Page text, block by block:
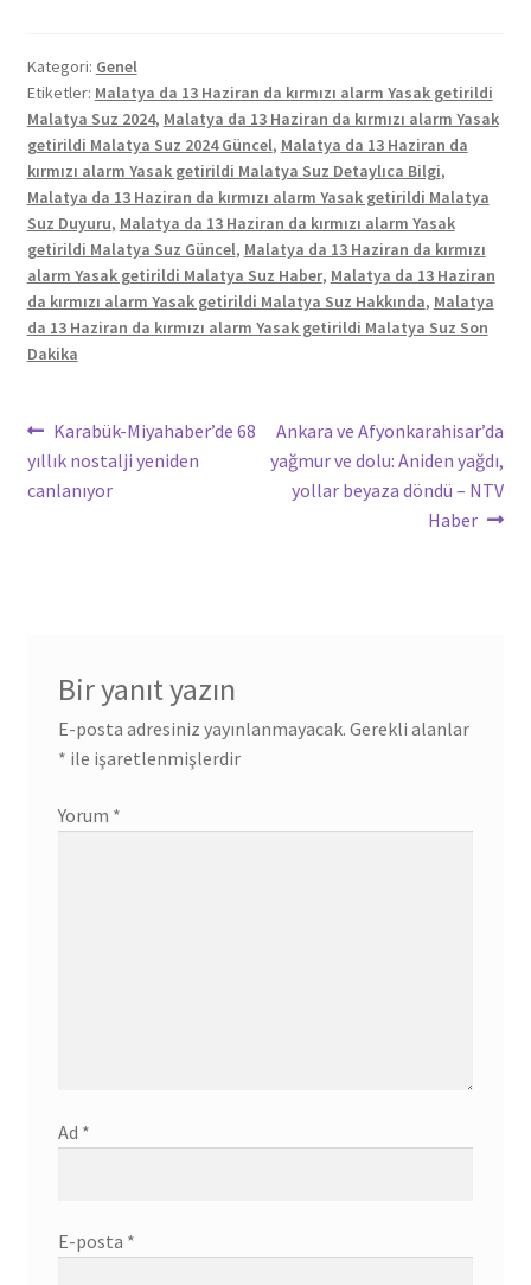
Kategori: Genel
Etiketler: Malatya da 13 Haziran da kırmızı alarm Yasak getirildi
Malatya Suz 2024, Malatya da 13 Haziran da kırmızı alarm Yasak
getirildi Malatya Suz 2024 Güncel, Malatya da 13 Haziran da
kırmızı alarm Yasak getirildi Malatya Suz Detaylıca Bilgi,
Malatya da 13 Haziran da kırmızı alarm Yasak getirildi Malatya
Suz Duyuru, Malatya da 13 Haziran da kırmızı alarm Yasak
getirildi Malatya Suz Güncel, Malatya da 13 Haziran da kırmızı
alarm Yasak getirildi Malatya Suz Haber, Malatya da 13 Haziran
da kırmızı alarm Yasak getirildi Malatya Suz Hakkında, Malatya
da 13 Haziran da kırmızı alarm Yasak getirildi Malatya Suz Son
Dakika
Yazı
gezinmesi
Önceki
yazı:
Karabük-Miyahaber’de 68
yıllık nostalji yeniden
canlanıyor
Sonraki
yazı:
Ankara ve Afyonkarahisar’da
yağmur ve dolu: Aniden yağdı,
yollar beyaza döndü – NTV
Haber
Bir yanıt yazın
E-posta adresiniz yayınlanmayacak. Gerekli alanlar
* ile işaretlenmişlerdir
Yorum *
Ad *
E-posta *